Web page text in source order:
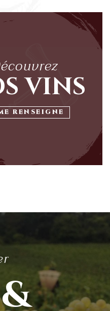
VINS
RENSEIGNE